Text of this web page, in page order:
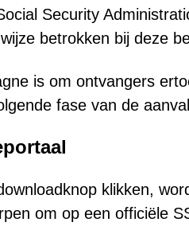
Security
betrokken bij deze
is om ontvangers
fase van de
klikken,
om op een officiële